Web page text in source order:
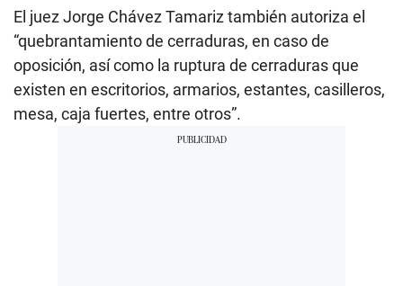
El juez Jorge Chávez Tamariz también autoriza el
“quebrantamiento de cerraduras, en caso de
oposición, así como la ruptura de cerraduras que
existen en escritorios, armarios, estantes, casilleros,
mesa, caja fuertes, entre otros”.